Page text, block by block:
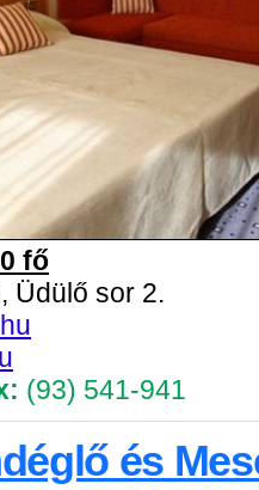
fő
Üdülő sor 2.
(93) 541-941
és